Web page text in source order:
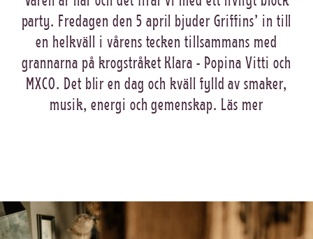
party. Fredagen den 5 april bjuder Griffins’ in till
en helkväll i vårens tecken tillsammans med
grannarna på krogstråket Klara - Popina Vitti och
MXCO. Det blir en dag och kväll fylld av smaker,
musik, energi och gemenskap. Läs mer